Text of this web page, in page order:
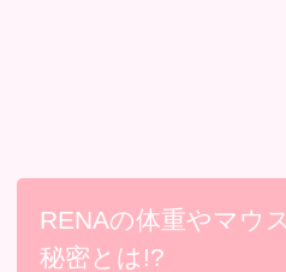
RENAの体重やマウ
秘密とは!?